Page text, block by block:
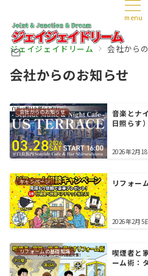
menu
ジェイジェイドリーム 会社から
会社からのお知らせ
会社からのお知らせ
音楽とナ
日照らす）
2026年2月
キャンペーン リフォー
2026年2月5
リフォームの基礎知識
喫煙者と
ーム術：